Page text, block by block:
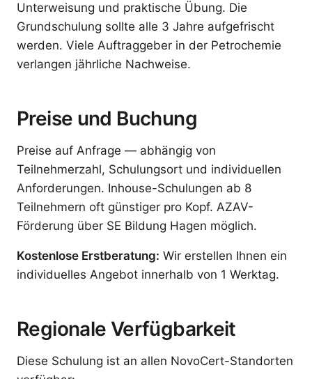
Unterweisung und praktische Übung. Die
Grundschulung sollte alle 3 Jahre aufgefrischt
werden. Viele Auftraggeber in der Petrochemie
verlangen jährliche Nachweise.
Preise und Buchung
Preise auf Anfrage — abhängig von
Teilnehmerzahl, Schulungsort und individuellen
Anforderungen. Inhouse-Schulungen ab 8
Teilnehmern oft günstiger pro Kopf. AZAV-
Förderung über SE Bildung Hagen möglich.
Kostenlose Erstberatung: Wir erstellen Ihnen ein
individuelles Angebot innerhalb von 1 Werktag.
Regionale Verfügbarkeit
Diese Schulung ist an allen NovoCert-Standorten